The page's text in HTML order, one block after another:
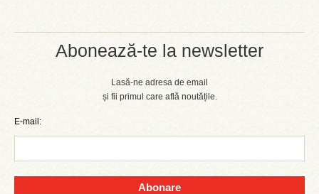
Abonează-te la newsletter
Lasă-ne adresa de email
și fii primul care află noutățile.
E-mail:
Abonare